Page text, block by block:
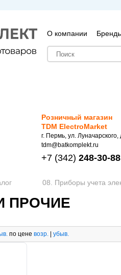
О компании
Розничный магазин
TDM ElectroMarket
г. Пермь, ул.
tdm@batkomplekt.ru
+7 (342) 248-30-88
08. Приборы учета
ПРОЧИЕ
по цене возр. | убыв.